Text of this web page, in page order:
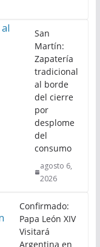
San
Martín:
Zapatería
tradicional
al borde
del cierre
por
desplome
del
consumo
agosto 6,
2026
Confirmado:
Papa León XIV
Visitará
Argentina en